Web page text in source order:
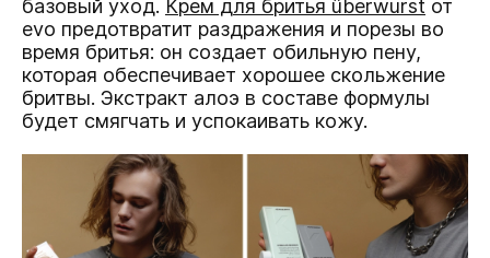
базовый уход. Крем для бритья überwurst от
evo предотвратит раздражения и порезы во
время бритья: он создает обильную пену,
которая обеспечивает хорошее скольжение
бритвы. Экстракт алоэ в составе формулы
будет смягчать и успокаивать кожу.